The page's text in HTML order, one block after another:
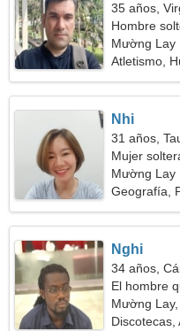
35 años,
Hombre
Mường Lay
Atletismo,
Nhi
31 años,
Mujer
Mường Lay
Geografía,
Nghi
34 años,
El hombre
Mường
Discotecas,